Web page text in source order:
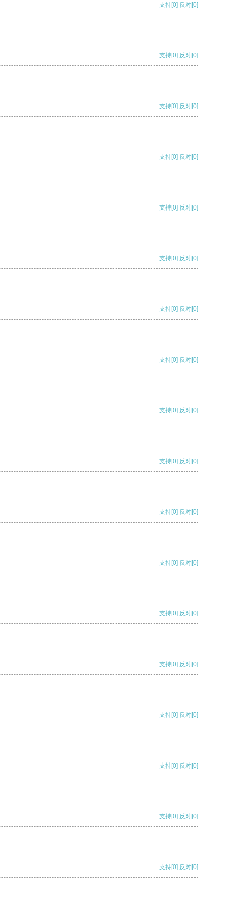
支持[0] 反对[0]
支持[0] 反对[0]
支持[0] 反对[0]
支持[0] 反对[0]
支持[0] 反对[0]
支持[0] 反对[0]
支持[0] 反对[0]
支持[0] 反对[0]
支持[0] 反对[0]
支持[0] 反对[0]
支持[0] 反对[0]
支持[0] 反对[0]
支持[0] 反对[0]
支持[0] 反对[0]
支持[0] 反对[0]
支持[0] 反对[0]
支持[0] 反对[0]
支持[0] 反对[0]